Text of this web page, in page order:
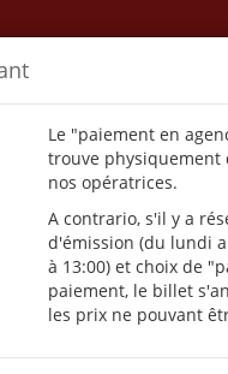
les
peuvent
Le "paiement en
trouve physiquement
nos opératrices.
A contrario, s'il y a
d'émission (du lundi
à 13:00) et choix de
paiement, le billet
les prix ne pouvant